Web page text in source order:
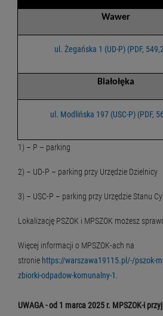
Wawer
ul. Żegańska 1 (UD-P) (PDF,
Białołęka
ul. Modlińska 197 (USC-P) (PDF,
1) – P – parking
2) – UD-P – parking przy Urzędzie Dzielnicy
3) – USC-P – parking przy Urzędzie Stanu
Lokalizację PSZOK i MPSZOK możesz
Więcej informacji o MPSZOK-ach na
stronie https://warszawa19115.pl/-/pszok-
zbiorki-odpadow-komunalny-1.
UWAGA - od 1 marca 2025 r. MPSZOK-i